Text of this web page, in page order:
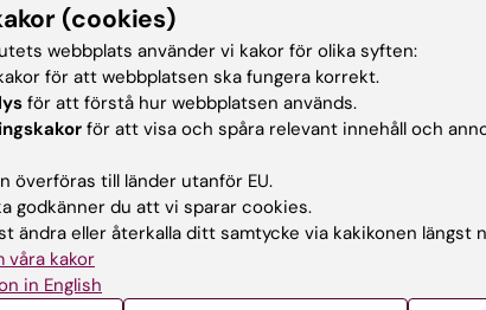
Kontakta och besök KI
Stöd forskning och
(cookies)
webbplats använder vi kakor för olika syften:
för att webbplatsen ska fungera korrekt.
för att förstå hur webbplatsen används.
för att visa och spåra relevant innehåll och
överföras till länder utanför EU.
godkänner du att vi sparar cookies.
ändra eller återkalla ditt samtycke via kakikonen längst
våra kakor
in English